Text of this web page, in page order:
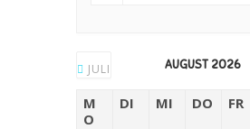
JULI AUGUST 2026
M
O
DI MI DO FR